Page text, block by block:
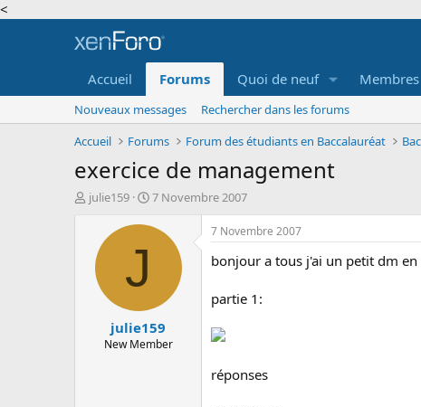
<
Accueil Forums Quoi de neuf Membres
Nouveaux messages
Rechercher dans les forums
Accueil
Forums Forum des étudiants en Baccalauréat
exercice de management
A
julie159
D
t
é
b
u
7 Novembre 2007
J
julie159
New Member
7 Novembre 2007
bonjour a tous j'ai un petit dm
partie 1:
réponses